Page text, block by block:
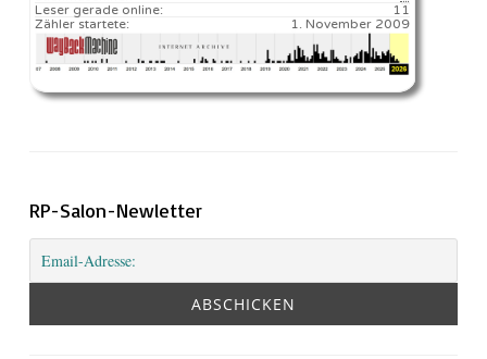
11
Leser gerade online:
1. November 2009
Zähler startete:
RP-Salon-Newletter